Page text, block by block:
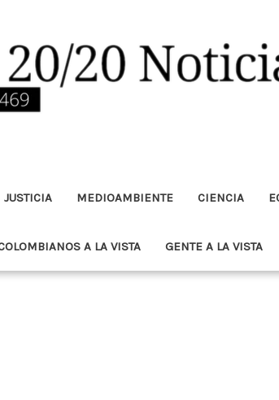
JUSTICIA MEDIOAMBIENTE CIENCIA
A LA VISTA GENTE A LA VISTA